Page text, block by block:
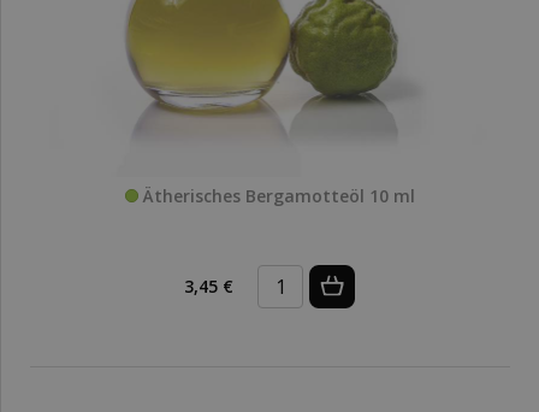
Ätherisches Bergamotteöl 10 ml
3,45 €